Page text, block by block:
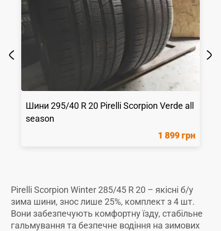
Шини295/40 R 20 Pirelli Scorpion Verde all
season
1 899 грн
Pirelli Scorpion Winter 285/45 R 20 – якісні б/у
зима шини, знос лише 25%, комплект з 4 шт.
Вони забезпечують комфортну їзду, стабільне
гальмування та безпечне водіння на зимових